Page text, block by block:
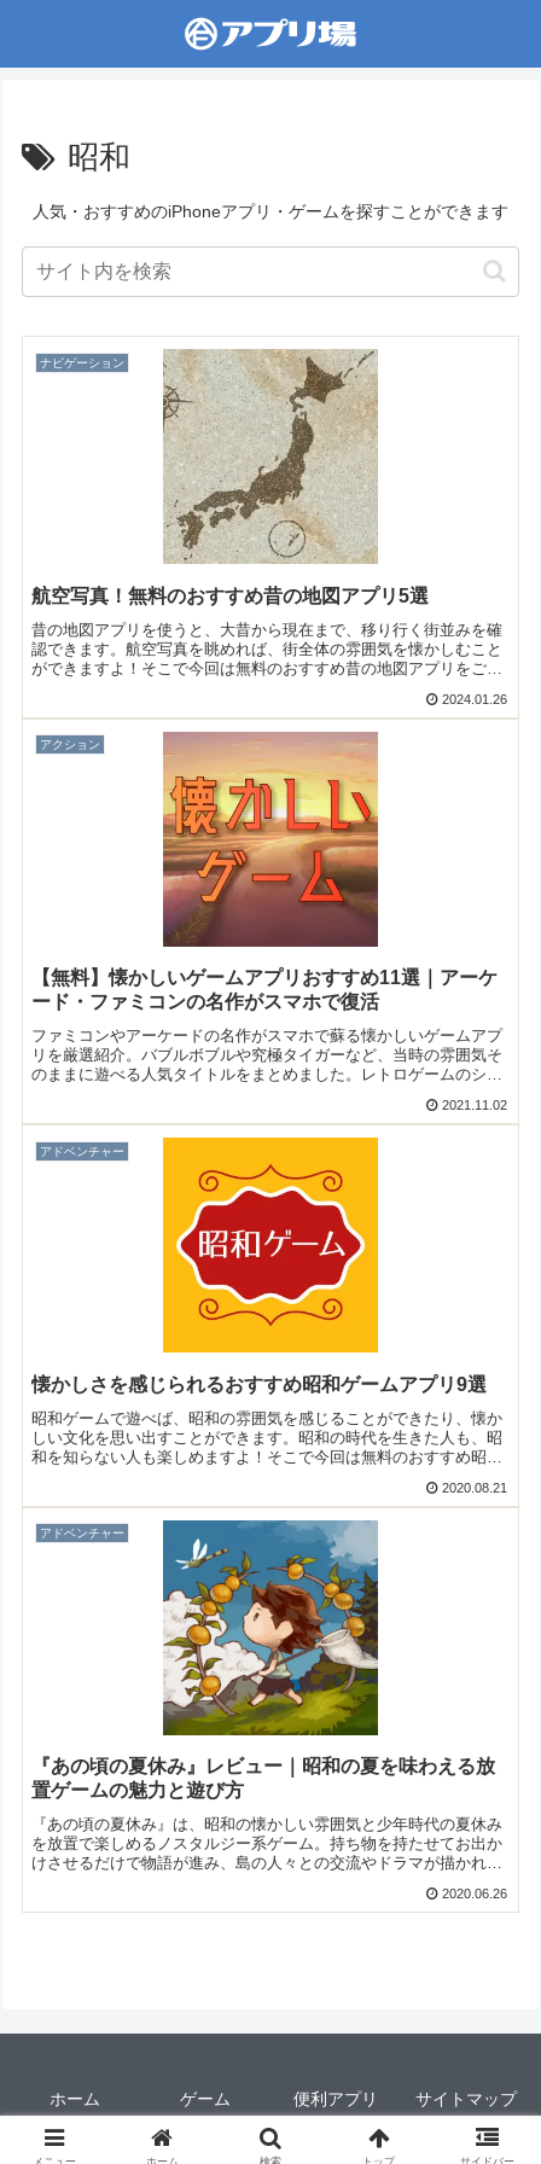
昭和
人気・おすすめのiPhoneアプリ・ゲームを探すことができます
ナビゲーション
航空写真！無料のおすすめ昔の地図アプリ5選
昔の地図アプリを使うと、大昔から現在まで、移り行く街並みを確
認できます。航空写真を眺めれば、街全体の雰囲気を懐かしむこと
ができますよ！そこで今回は無料のおすすめ昔の地図アプリをご紹
2024.01.26
アクション
【無料】懐かしいゲームアプリおすすめ11選｜アーケ
ード・ファミコンの名作がスマホで復活
ファミコンやアーケードの名作がスマホで蘇る懐かしいゲームアプ
リを厳選紹介。バブルボブルや究極タイガーなど、当時の雰囲気そ
のままに遊べる人気タイトルをまとめました。レトロゲームのシン
2021.11.02
アドベンチャー
懐かしさを感じられるおすすめ昭和ゲームアプリ9選
昭和ゲームで遊べば、昭和の雰囲気を感じることができたり、懐か
しい文化を思い出すことができます。昭和の時代を生きた人も、昭
和を知らない人も楽しめますよ！そこで今回は無料のおすすめ昭和
2020.08.21
アドベンチャー
『あの頃の夏休み』レビュー｜昭和の夏を味わえる放
置ゲームの魅力と遊び方
『あの頃の夏休み』は、昭和の懐かしい雰囲気と少年時代の夏休み
を放置で楽しめるノスタルジー系ゲーム。持ち物を持たせてお出か
けさせるだけで物語が進み、島の人々との交流やドラマが描かれま
2020.06.26
ホーム ゲーム 便利アプリ サイトマップ
© 2015-2026 アプリ場.
メニュー ホーム 検索 トップ サイドバー